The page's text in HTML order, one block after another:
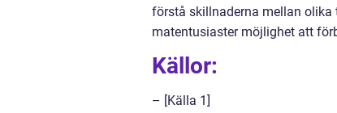
förstå skillnaderna mellan olika
matentusiaster möjlighet att
Källor:
– [Källa 1]